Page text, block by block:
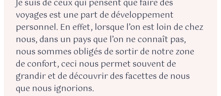
Je suis de ceux qui pensent que faire des
voyages est une part de développement
personnel. En effet, lorsque l’on est loin de chez
nous, dans un pays que l’on ne connaît pas,
nous sommes obligés de sortir de notre zone
de confort, ceci nous permet souvent de
grandir et de découvrir des facettes de nous
que nous ignorions.